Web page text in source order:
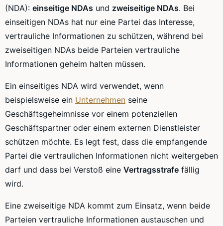
(NDA): einseitige NDAs und zweiseitige NDAs. Bei
einseitigen NDAs hat nur eine Partei das Interesse,
vertrauliche Informationen zu schützen, während bei
zweiseitigen NDAs beide Parteien vertrauliche
Informationen geheim halten müssen.
Ein einseitiges NDA wird verwendet, wenn
beispielsweise ein Unternehmen seine
Geschäftsgeheimnisse vor einem potenziellen
Geschäftspartner oder einem externen Dienstleister
schützen möchte. Es legt fest, dass die empfangende
Partei die vertraulichen Informationen nicht weitergeben
darf und dass bei Verstoß eine Vertragsstrafe fällig
wird.
Eine zweiseitige NDA kommt zum Einsatz, wenn beide
Parteien vertrauliche Informationen austauschen und